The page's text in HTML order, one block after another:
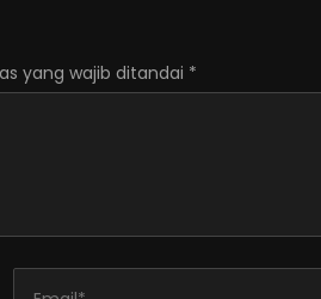
yang wajib ditandai *